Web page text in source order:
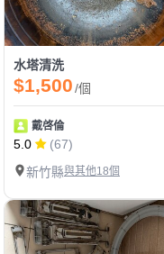
水塔清洗
$1,500/個
戴啓倫
5.0
(67)
新竹縣與其他18個